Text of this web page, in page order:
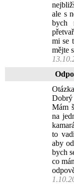
ale s
bych
mi se
mějte
Mám
na
to
aby
bych
co